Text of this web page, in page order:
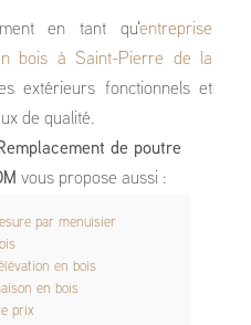
en tant qu'entreprise
bois à Saint-Pierre de la
extérieurs fonctionnels et
de qualité.
de poutre
vous propose aussi :
par menuisier
en bois
en bois
prix